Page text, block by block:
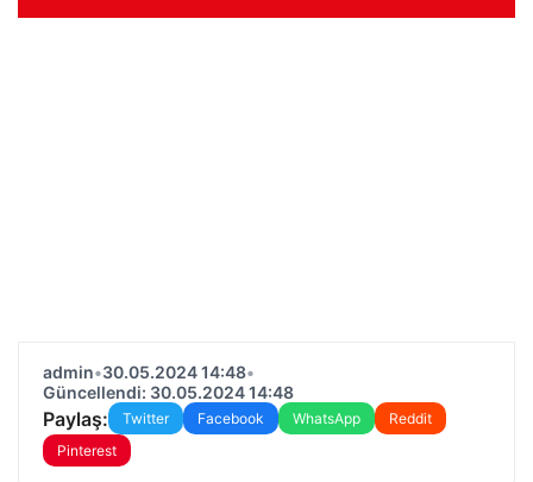
admin•30.05.2024 14:48•
Güncellendi: 30.05.2024 14:48
Paylaş: Twitter Facebook WhatsApp
Reddit
Pinterest